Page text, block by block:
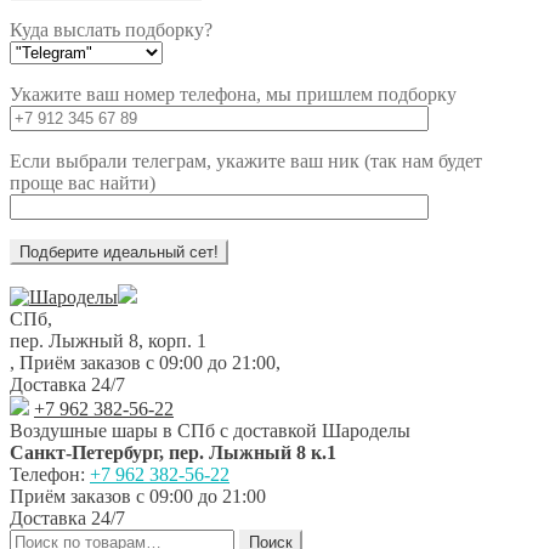
Куда выслать подборку?
Укажите ваш номер телефона, мы пришлем подборку
Если выбрали телеграм, укажите ваш ник (так нам будет
проще вас найти)
Перейти
к
навигации
Перейти
к
содержимому
СПб,
пер. Лыжный 8, корп. 1
, Приём заказов с 09:00 до 21:00,
Доставка 24/7
+7 962 382-56-22
Воздушные шары в СПб с доставкой Шароделы
Санкт-Петербург, пер. Лыжный 8 к.1
Телефон: +7 962 382-56-22
Приём заказов с 09:00 до 21:00
Доставка 24/7
Искать:
Поиск